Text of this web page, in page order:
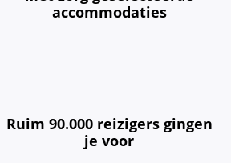
accommodaties
Ruim 90.000 reizigers gingen
je voor